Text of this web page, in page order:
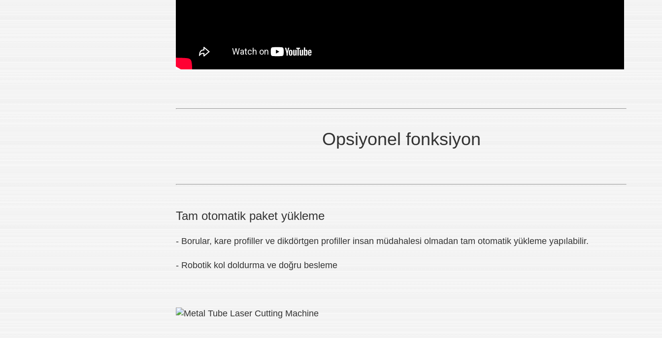
Opsiyonel fonksiyon
Tam otomatik paket yükleme
- Borular, kare profiller ve dikdörtgen profiller insan müdahalesi olmadan tam otomatik yükleme yapılabilir.
- Robotik kol doldurma ve doğru besleme